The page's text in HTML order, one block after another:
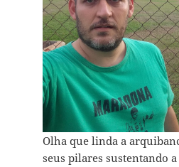
Olha que linda a
seus pilares sustentando